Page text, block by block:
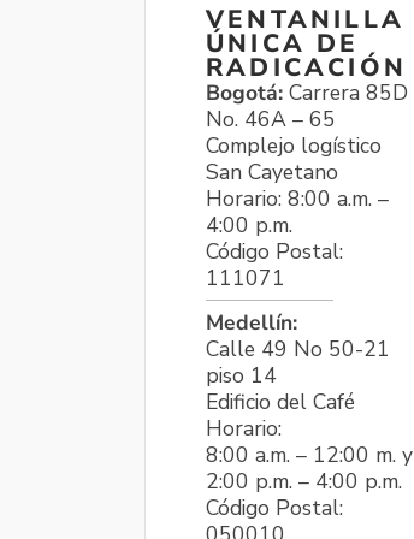
VENTANILLA
ÚNICA DE
RADICACIÓN
Bogotá: Carrera 85D
No. 46A – 65
Complejo logístico
San Cayetano
Horario: 8:00 a.m. –
4:00 p.m.
Código Postal:
111071
Medellín:
Calle 49 No 50-21
piso 14
Edificio del Café
Horario:
8:00 a.m. – 12:00 m. y
2:00 p.m. – 4:00 p.m.
Código Postal: